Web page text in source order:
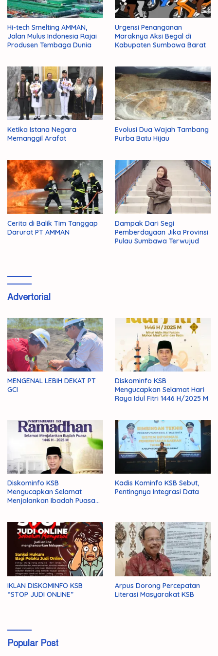
Hi-tech Smelting AMMAN,
Jalan Mulus Indonesia Rajai
Produsen Tembaga Dunia
Urgensi Penanganan
Maraknya Aksi Begal di
Kabupaten Sumbawa Barat
Ketika Istana Negara
Memanggil Arafat
Evolusi Dua Wajah Tambang
Purba Batu Hijau
Cerita di Balik Tim Tanggap
Darurat PT AMMAN
Dampak Dari Segi
Pemberdayaan Jika Provinsi
Pulau Sumbawa Terwujud
Advertorial
MENGENAL LEBIH DEKAT PT
GCI
Diskominfo KSB
Mengucapkan Selamat Hari
Raya Idul Fitri 1446 H/2025 M
Diskominfo KSB
Mengucapkan Selamat
Menjalankan Ibadah Puasa
Kadis Kominfo KSB Sebut,
Pentingnya Integrasi Data
IKLAN DISKOMINFO KSB
“STOP JUDI ONLINE”
Arpus Dorong Percepatan
Literasi Masyarakat KSB
Popular Post